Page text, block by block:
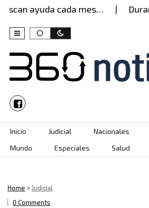
ayuda cada mes…
Skip to content
Inicio Judicial Nacionales
Mundo
Especiales Salud
Home >Judicial
0 Comments